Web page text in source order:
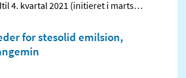
4. kvartal 2021 (initieret i marts…
for stesolid emilsion,